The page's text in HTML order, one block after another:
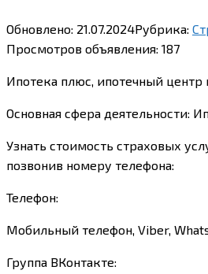
Обновлено: 21.07.2024Рубрика:
Просмотров объявления: 187
Ипотека плюс, ипотечный центр
Основная сфера деятельности:
Узнать стоимость страховых
позвонив номеру телефона:
Телефон:
Мобильный телефон, Viber,
Группа ВКонтакте: